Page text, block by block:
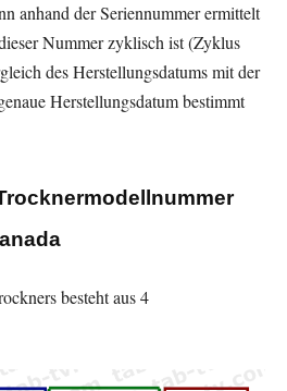
anhand der Seriennummer ermittelt
Nummer zyklisch ist (Zyklus
des Herstellungsdatums mit der
Herstellungsdatum bestimmt
besteht aus 4